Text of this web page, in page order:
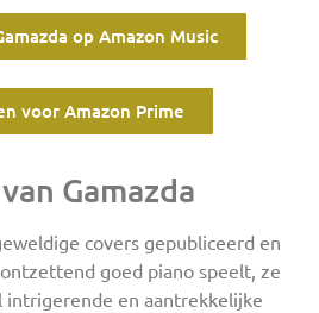
op Amazon Music
voor Amazon Prime
Gamazda
covers gepubliceerd en
goed piano speelt, ze
intrigerende en aantrekkelijke